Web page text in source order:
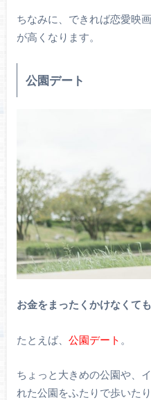
ちなみに、できれば恋愛映
が高くなります。
公園デート
お金をまったくかけなくて
たとえば、 公園デート 。
ちょっと大きめの公園や、
れた公園をふたりで歩いた